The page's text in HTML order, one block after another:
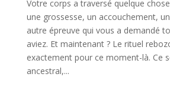
Votre corps a traversé quelque
une grossesse, un accouchement,
autre épreuve qui vous a demandé
aviez. Et maintenant ? Le rituel
exactement pour ce moment-là. Ce
ancestral,...